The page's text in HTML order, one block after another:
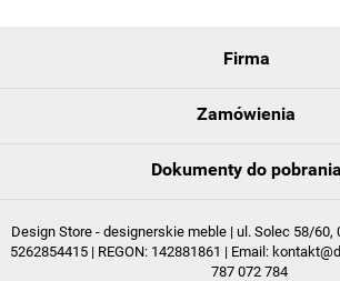
Firma
Zamówienia
Dokumenty do pobrania
Design Store - designerskie meble | ul. Solec 58/60,
5262854415 | REGON: 142881861 | Email:
787 072 784